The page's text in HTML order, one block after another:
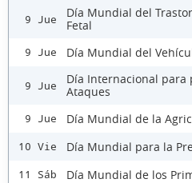
9 Jue
Día Mundial del
Fetal
9 Jue Día Mundial del
9 Jue
Día Internacional para
Ataques
9 Jue Día Mundial de la
10 Vie Día Mundial para la
11 Sáb Día Mundial de los